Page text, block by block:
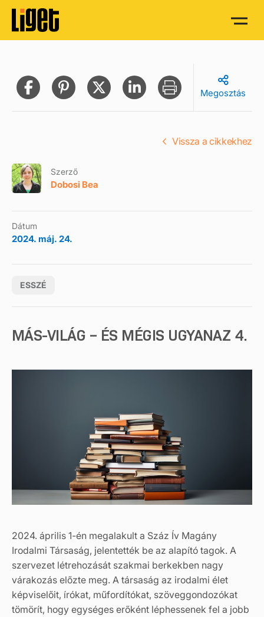
Megosztás
Szerző
Dobosi Bea
Dátum
2024. máj. 24.
ESSZÉ
Vissza a cikkekhez
MÁS-VILÁG – ÉS MÉGIS UGYANAZ 4.
2024. április 1-én megalakult a Száz Ív Magány
Irodalmi Társaság, jelentették be az alapító tagok. A
szervezet létrehozását szakmai berkekben nagy
várakozás előzte meg. A társaság az irodalmi élet
képviselőit, írókat, műfordítókat, szöveggondozókat
tömörít, hogy egységes erőként léphessenek fel a jobb